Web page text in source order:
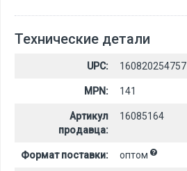
Технические детали
UPC: 160820254757
MPN: 141
Артикул
продавца:
16085164
Формат поставки: оптом